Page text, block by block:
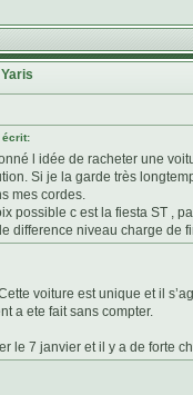
écrit:
l idée de racheter une
Si je la garde très
mes cordes.
possible c est la fiesta ST ,
difference niveau charge de
voiture est unique et il
a ete fait sans compter.
le 7 janvier et il y a de forte